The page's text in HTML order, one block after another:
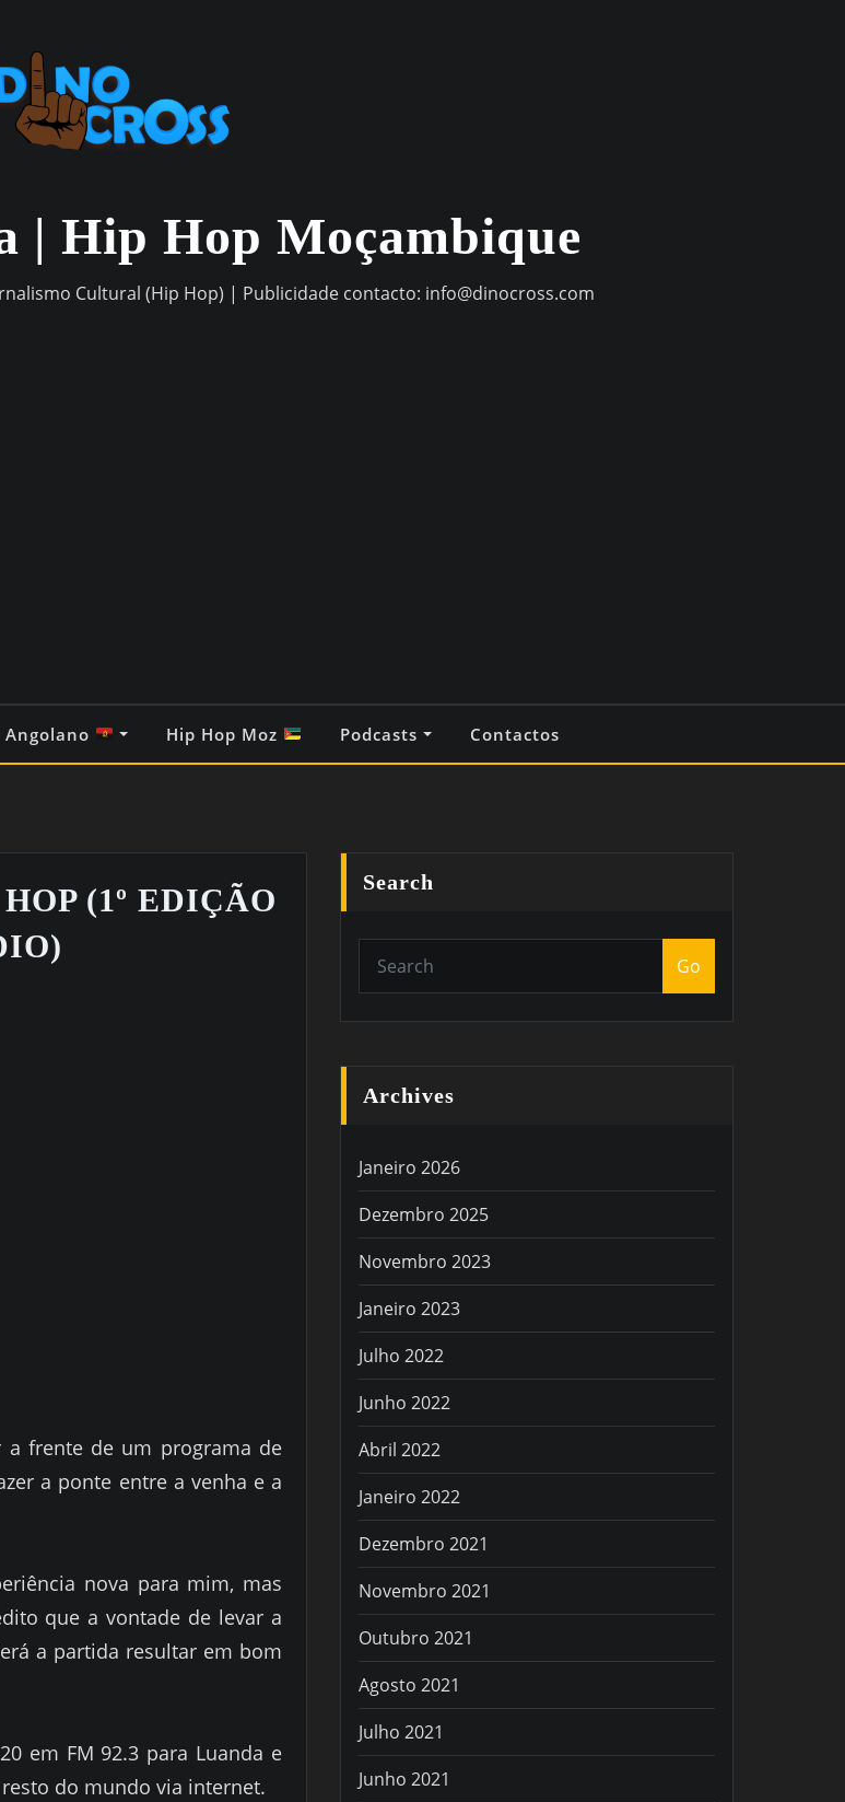
| Hip Hop Moçambique
Cultural (Hip Hop) | Publicidade contacto: info@dinocross.com
Angolano Hip Hop Moz Podcasts Contactos
(1º EDIÇÃO
a frente de um programa de
a ponte entre a venha e a
nova para mim, mas
que a vontade de levar a
a partida resultar em bom
em FM 92.3 para Luanda e
do mundo via internet.
Search
Go
Archives
Janeiro 2026
Dezembro 2025
Novembro 2023
Janeiro 2023
Julho 2022
Junho 2022
Abril 2022
Janeiro 2022
Dezembro 2021
Novembro 2021
Outubro 2021
Agosto 2021
Julho 2021
Junho 2021